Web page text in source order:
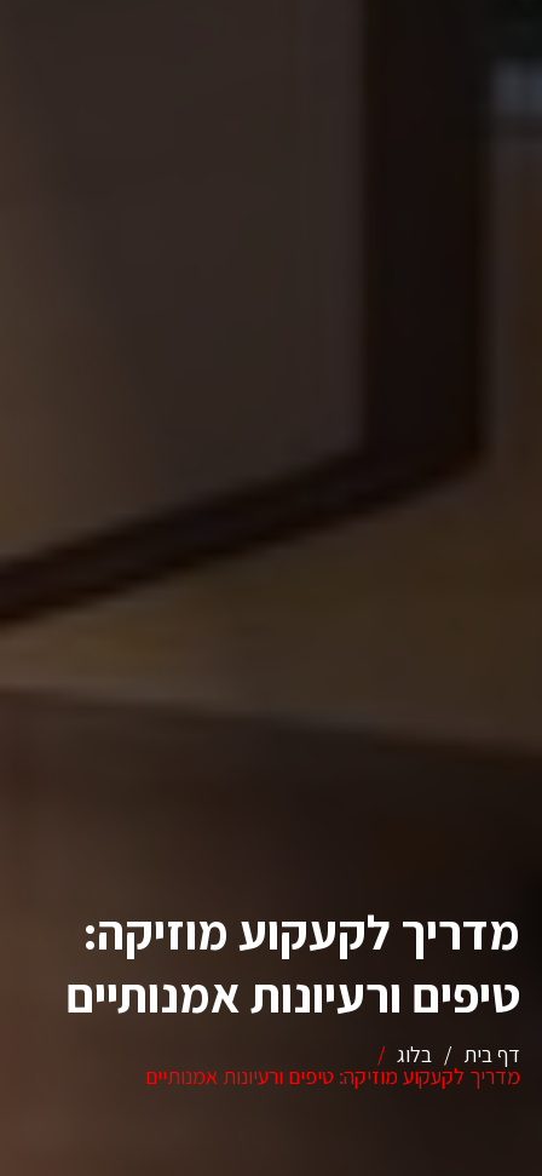
מדריך לקעקוע מוזיקה:
טיפים ורעיונות אמנותיים
דף בית / בלוג /
מדריך לקעקוע מוזיקה: טיפים ורעיונות אמנותיים